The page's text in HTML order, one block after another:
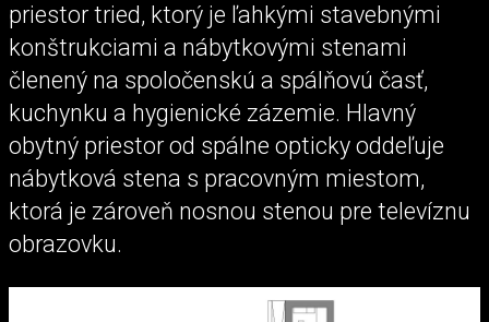
priestor tried, ktorý je ľahkými stavebnými
konštrukciami a nábytkovými stenami
členený na spoločenskú a spálňovú časť,
kuchynku a hygienické zázemie. Hlavný
obytný priestor od spálne opticky oddeľuje
nábytková stena s pracovným miestom,
ktorá je zároveň nosnou stenou pre televíznu
obrazovku.